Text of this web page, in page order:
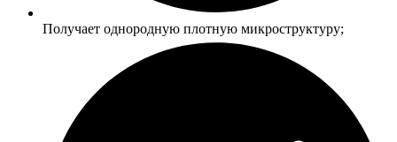
Получает однородную плотную микроструктуру;